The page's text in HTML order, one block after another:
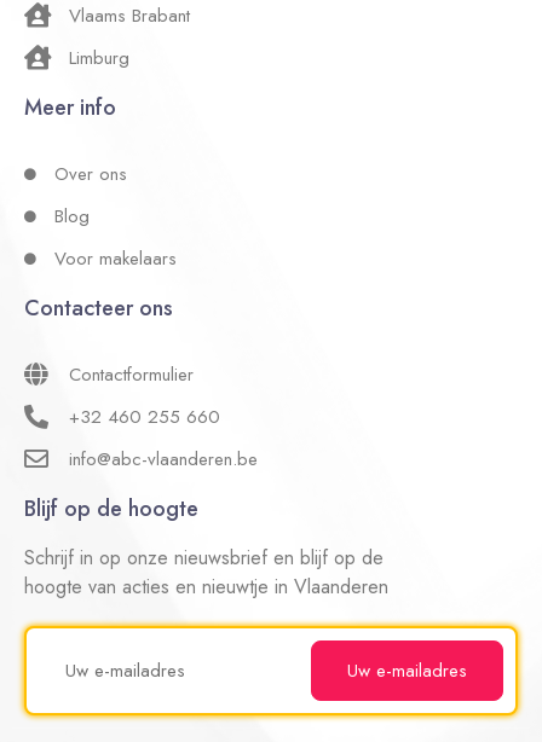
Vlaams Brabant
Limburg
Meer info
Over ons
Blog
Voor makelaars
Contacteer ons
Contactformulier
+32 460 255 660
info@abc-vlaanderen.be
Blijf op de hoogte
Schrijf in op onze nieuwsbrief en blijf op de
hoogte van acties en nieuwtje in Vlaanderen